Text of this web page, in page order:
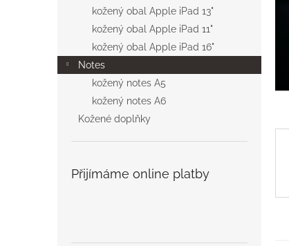
kožený obal Apple iPad 13"
kožený obal Apple iPad 11"
kožený obal Apple iPad 16"
Notes
kožený notes A5
kožený notes A6
Kožené doplňky
Přijímáme online platby